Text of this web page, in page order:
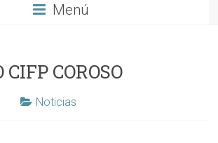
Menú
COROSO
Noticias